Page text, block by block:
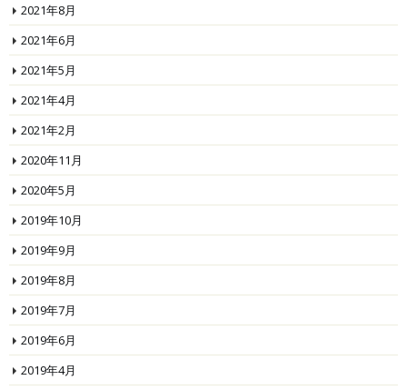
2021年8月
2021年6月
2021年5月
2021年4月
2021年2月
2020年11月
2020年5月
2019年10月
2019年9月
2019年8月
2019年7月
2019年6月
2019年4月